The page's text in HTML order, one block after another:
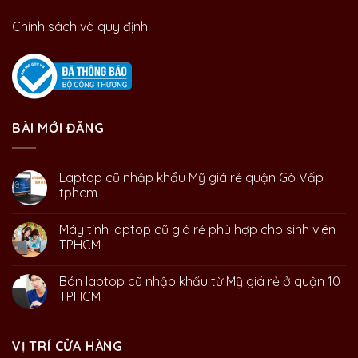
Chính sách và quy định
BÀI MỚI ĐĂNG
Laptop cũ nhập khẩu Mỹ giá rẻ quận Gò Vấp
tphcm
Máy tính laptop cũ giá rẻ phù hợp cho sinh viên
TPHCM
Bán laptop cũ nhập khẩu từ Mỹ giá rẻ ở quận 10
TPHCM
VỊ TRÍ CỬA HÀNG